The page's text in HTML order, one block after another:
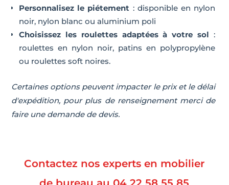
Personnalisez le piétement : disponible en nylon
noir, nylon blanc ou aluminium poli
Choisissez les roulettes adaptées à votre sol :
roulettes en nylon noir, patins en polypropylène
ou roulettes soft noires.
Certaines options peuvent impacter le prix et le délai
d'expédition, pour plus de renseignement merci de
faire une demande de devis.
Contactez nos experts en mobilier